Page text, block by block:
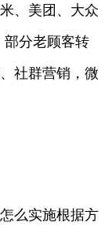
、美团、大众
部分老顾客转
社群营销，微
么实施根据方